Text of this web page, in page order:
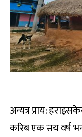
अन्यत्र प्राय:
करिब एक सय वर्ष